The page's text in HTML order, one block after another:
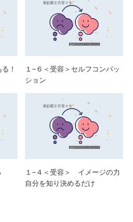
！
１−６＜受容＞セルフコンパッ
ション
１−４＜受容＞ イメージの力
自分を知り決めるだけ